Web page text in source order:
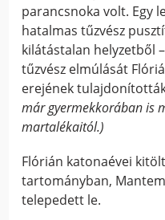
parancsnoka volt. Egy
hatalmas tűzvész
kilátástalan helyzetből
tűzvész elmúlását
erejének
már gyermekkorában is
martalékaitól.)
Flórián katonaévei
tartományban,
telepedett le.